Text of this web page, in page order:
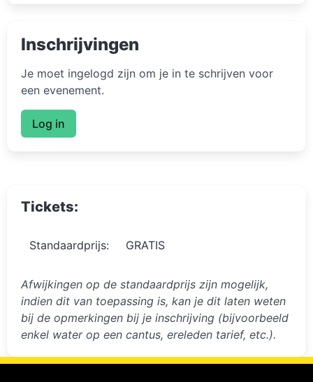
Inschrijvingen
Je moet ingelogd zijn om je in te schrijven voor
een evenement.
Log in
Tickets:
Standaardprijs: GRATIS
Afwijkingen op de standaardprijs zijn mogelijk,
indien dit van toepassing is, kan je dit laten weten
bij de opmerkingen bij je inschrijving (bijvoorbeeld
enkel water op een cantus, ereleden tarief, etc.).